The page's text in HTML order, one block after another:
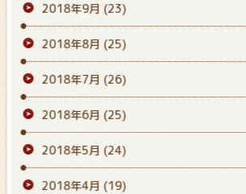
2018年9月 (23)
2018年8月 (25)
2018年7月 (26)
2018年6月 (25)
2018年5月 (24)
2018年4月 (19)